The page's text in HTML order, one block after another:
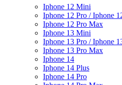
Iphone 12 Mini
Iphone 12 Pro / Iphone
Iphone 12 Pro Max
Iphone 13 Mini
Iphone 13 Pro / Iphone
Iphone 13 Pro Max
Iphone 14
Iphone 14 Plus
Iphone 14 Pro